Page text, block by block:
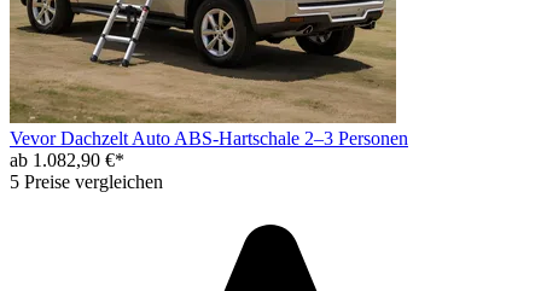
Vevor Dachzelt Auto ABS-Hartschale 2–3 Personen
ab 1.082,90 €*
5 Preise vergleichen